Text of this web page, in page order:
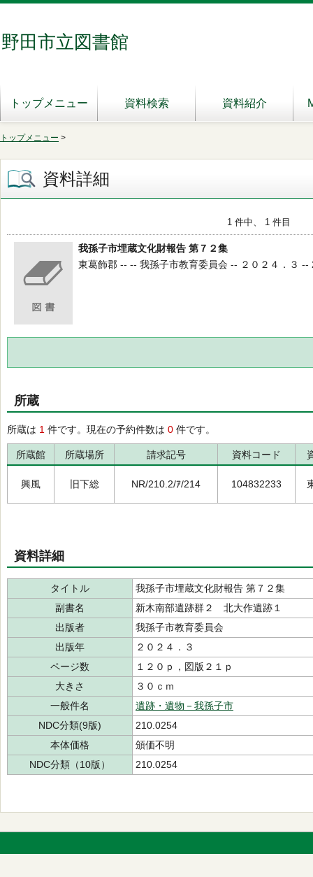
野田市立図書館
トップメニュー 資料検索 資料紹介
トップメニュー >
資料詳細
1 件中、 1 件目
我孫子市埋蔵文化財報告 第７２集
東葛飾郡 -- -- 我孫子市教育委員会 -- ２０２４．３ --
所蔵
所蔵は 1 件です。現在の予約件数は 0 件です。
所蔵館 所蔵場所 請求記号 資料コード
興風 旧下総 NR/210.2/ｱ/214 104832233
資料詳細
タイトル
我孫子市埋蔵文化財報告 第７２集
副書名
新木南部遺跡群２ 北大作遺跡１
出版者
我孫子市教育委員会
出版年
２０２４．３
ページ数
１２０ｐ，図版２１ｐ
大きさ
３０ｃｍ
一般件名
遺跡・遺物－我孫子市
NDC分類(9版)
210.0254
本体価格
頒価不明
NDC分類（10版）
210.0254